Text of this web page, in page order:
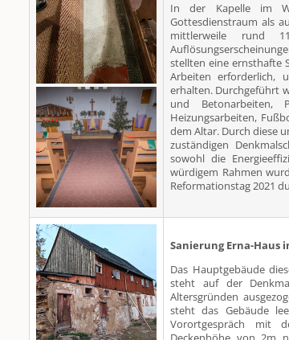
In der Kapelle im
Gottesdienstraum als
mittlerweile rund
stellten eine ernsthafte
Arbeiten erforderlich,
erhalten. Durchgeführt
und Betonarbeiten,
Heizungsarbeiten,
dem Altar. Durch diese
zuständigen
sowohl die
würdigem Rahmen
Reformationstag 2021
Sanierung Erna-Haus
Das Hauptgebäude
steht auf der
Altersgründen
steht das Gebäude
Vorortgespräch mit